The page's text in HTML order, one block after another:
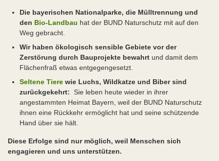
Die bayerischen Nationalparke, die Mülltrennung und
den Bio-Landbau hat der BUND Naturschutz mit auf den
Weg gebracht.
Wir haben ökologisch sensible Gebiete vor der
Zerstörung durch Bauprojekte bewahrt und damit dem
Flächenfraß etwas entgegengesetzt.
Seltene Tiere wie Luchs, Wildkatze und Biber sind
zurückgekehrt: Sie leben heute wieder in ihrer
angestammten Heimat Bayern, weil der BUND Naturschutz
ihnen eine Rückkehr ermöglicht hat und seine schützende
Hand über sie hält.
Diese Erfolge sind nur möglich, weil Menschen sich
engagieren und uns unterstützen.